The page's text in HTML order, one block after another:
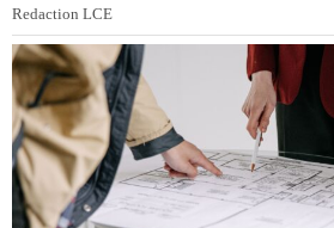
Redaction LCE